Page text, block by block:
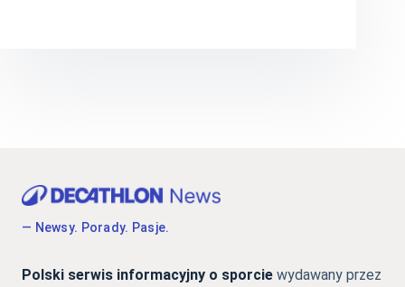
— Newsy. Porady. Pasje.
Polski serwis informacyjny o sporcie wydawany przez